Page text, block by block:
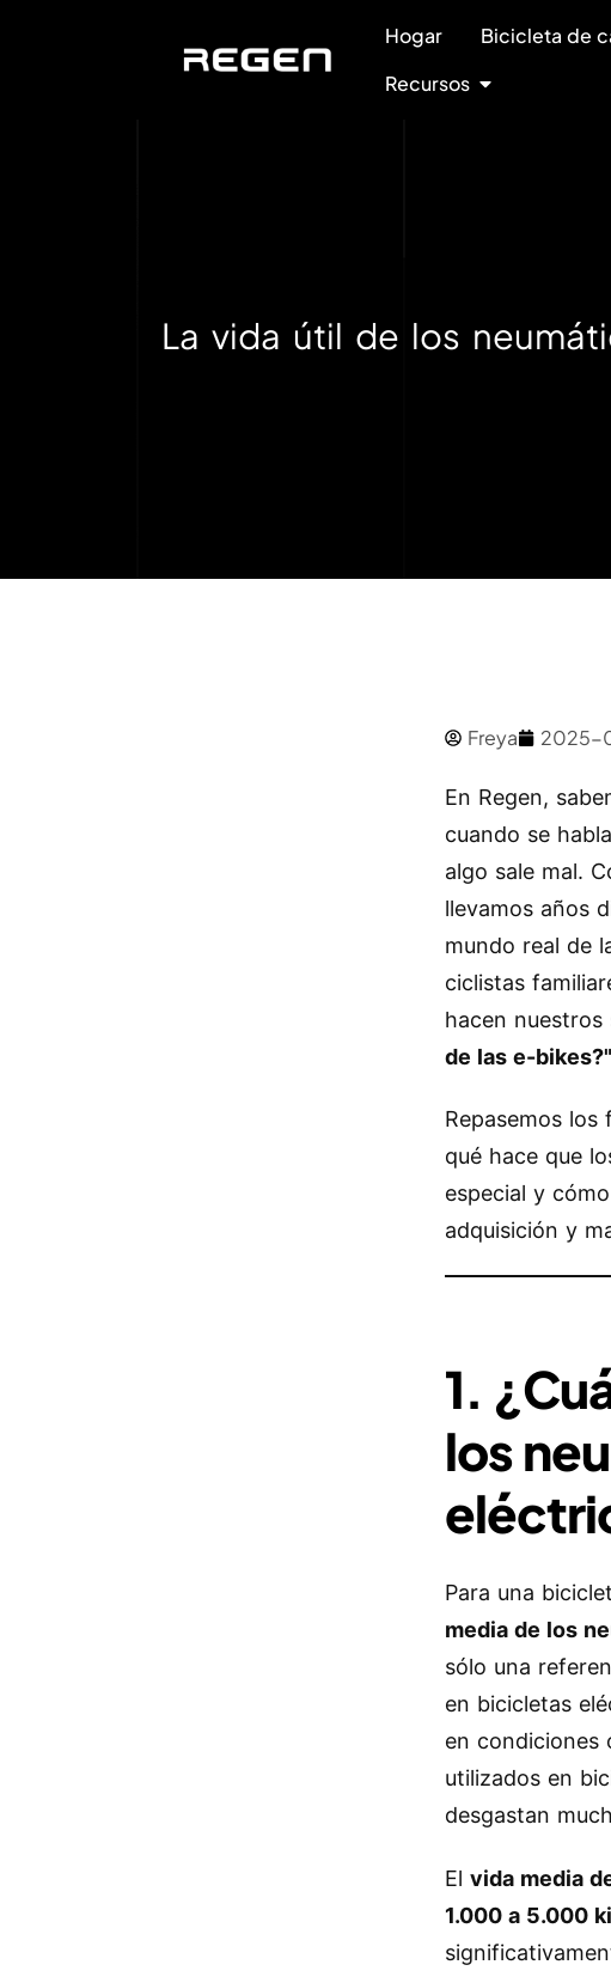
Hogar Bicicleta de
Recursos
La vida útil de los
Freya 2025-
En Regen,
cuando se
algo sale mal.
llevamos años
mundo real de
ciclistas
hacen
de las e-bikes?"
Repasemos
qué hace que
especial y
adquisición y
1.
los
Para una
media de los
sólo una
en bicicletas
en condiciones
utilizados en
desgastan
Elvida media
1.000 a 5.000